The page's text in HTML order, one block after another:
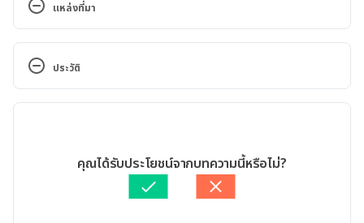
แหล่งที่มา
Why Do We Dream?
https://www.healthline.com/health/why-do-we-
dream Accessed on August 2, 2018
https://www.webmd.com/sleep-
disorders/guide/dreaming-overview#1 Accessed
on August 2, 2018
ประวัติ
เขียนโดย ออมสิน แสนล้อม
ตรวจสอบความถูกต้องของข้อมูลโดยทีม Hello คุณหมอ
Nattrakamol Chotevichean
คุณได้รับประโยชน์จากบทความนี้หรือไม่?